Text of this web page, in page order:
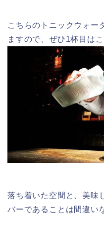
こちらのトニックウォー
ますので、ぜひ1杯目は
落ち着いた空間と、美味
バーであることは間違い